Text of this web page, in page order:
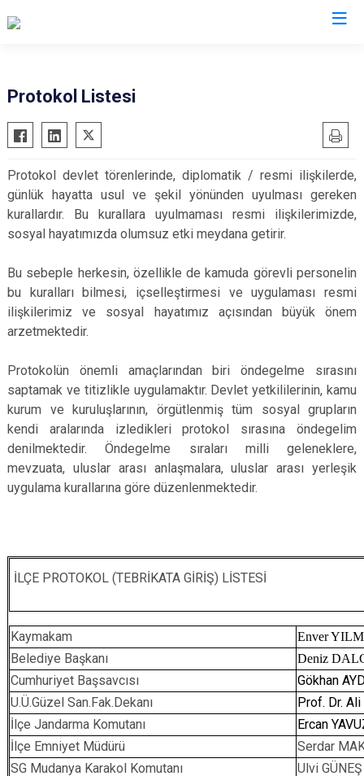
Büyükorhan
Gemlik
Gürsu
Harmancık
İnegöl
Karacabey
Keles
Kestel
Nilüfer
Orhaneli
Orhangazi
Yenişehir
Protokol Listesi
Protokol devlet törenlerinde, diplomatik / resmi ilişkilerde,
günlük hayatta usul ve şekil yönünden uyulması gereken
kurallardır. Bu kurallara uyulmaması resmi ilişkilerimizde,
sosyal hayatımızda olumsuz etki meydana getirir.
Bu sebeple herkesin, özellikle de kamuda görevli personelin
bu kuralları bilmesi, içselleştirmesi ve uygulaması resmi
ilişkilerimiz ve sosyal hayatımız açısından büyük önem
arzetmektedir.
Protokolün önemli amaçlarından biri öndegelme sırasını
saptamak ve titizlikle uygulamaktır. Devlet yetkililerinin, kamu
kurum ve kuruluşlarının, örgütlenmiş tüm sosyal grupların
kendi aralarında izledikleri protokol sırasına öndegelim
denilmektedir. Öndegelme sıraları milli geleneklere,
mevzuata, uluslar arası anlaşmalara, uluslar arası yerleşik
uygulama kurallarına göre düzenlenmektedir.
İLÇE PROTOKOL (TEBRİKATA GİRİŞ) LİSTESİ
Kaymakam Enver
Belediye Başkanı Deniz
Cumhuriyet Başsavcısı
Gökhan
U.Ü.Güzel San.Fak.Dekanı
Prof. Dr.
İlçe Jandarma Komutanı
Ercan
İlçe Emniyet Müdürü
Serdar
SG Mudanya Karakol Komutanı
Ulvi GÜNEŞ